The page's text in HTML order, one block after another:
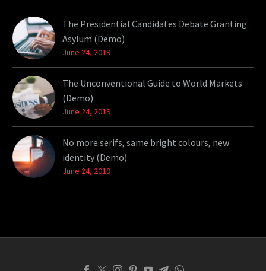
The Presidential Candidates Debate Granting
Asylum (Demo)
June 24, 2019
The Unconventional Guide to World Markets
(Demo)
June 24, 2019
No more serifs, same bright colours, new
identity (Demo)
June 24, 2019